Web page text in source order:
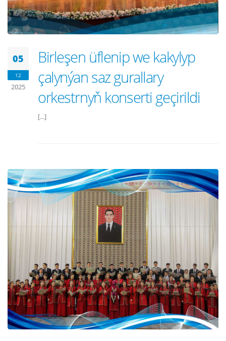
05
12
2025
Birleşen üflenip we kakylyp
çalynýan saz gurallary
orkestrnyň konserti geçirildi
[...]